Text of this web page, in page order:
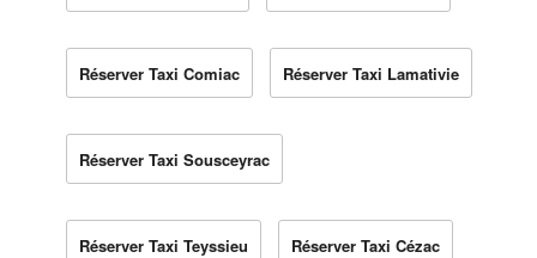
Réserver Taxi Comiac Réserver Taxi Lamativie
Réserver Taxi Sousceyrac
Réserver Taxi Teyssieu Réserver Taxi Cézac